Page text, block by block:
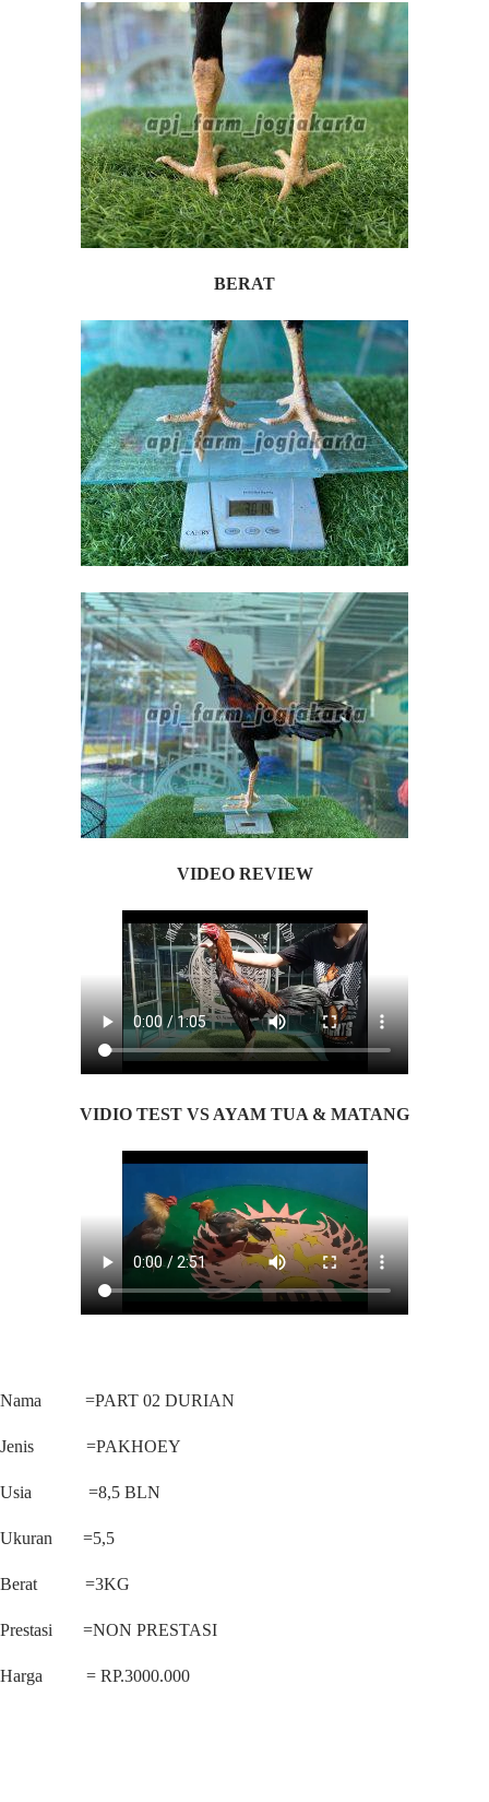
BERAT
VIDEO REVIEW
VIDIO TEST VS AYAM TUA & MATANG
Nama =PART 02 DURIAN
Jenis =PAKHOEY
Usia =8,5 BLN
Ukuran =5,5
Berat =3KG
Prestasi =NON PRESTASI
Harga = RP.3000.000